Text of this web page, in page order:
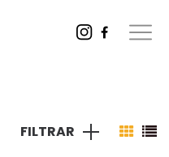
FILTRAR